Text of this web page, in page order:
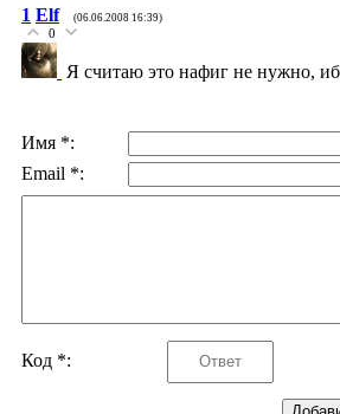
1 Elf (06.06.2008 16:39)
0
Я считаю это нафиг не нужно,
Имя *:
Email *:
Код *: